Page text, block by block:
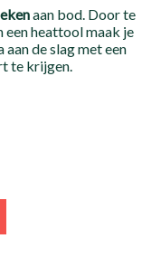
aan bod. Door te
een heattool maak je
de slag met een
te krijgen.